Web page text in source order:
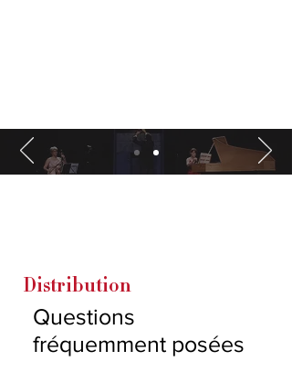
Distribution
Questions
fréquemment posées